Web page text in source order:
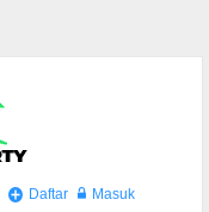
+ Daftar w Masuk